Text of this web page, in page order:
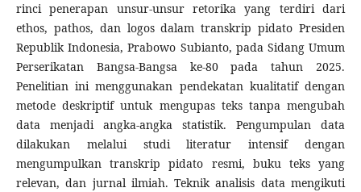
rinci penerapan unsur-unsur retorika yang terdiri dari
ethos, pathos, dan logos dalam transkrip pidato Presiden
Republik Indonesia, Prabowo Subianto, pada Sidang Umum
Perserikatan Bangsa-Bangsa ke-80 pada tahun 2025.
Penelitian ini menggunakan pendekatan kualitatif dengan
metode deskriptif untuk mengupas teks tanpa mengubah
data menjadi angka-angka statistik. Pengumpulan data
dilakukan melalui studi literatur intensif dengan
mengumpulkan transkrip pidato resmi, buku teks yang
relevan, dan jurnal ilmiah. Teknik analisis data mengikuti